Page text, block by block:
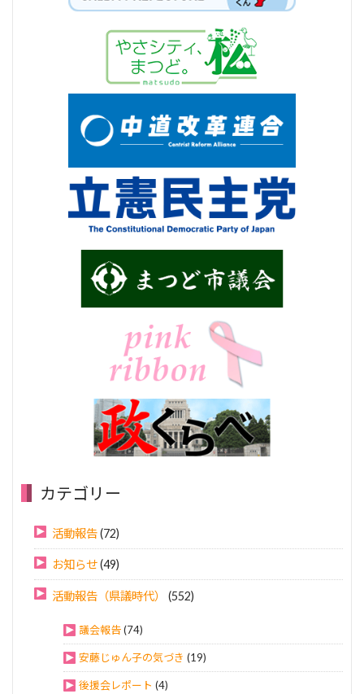
カテゴリー
活動報告(72)
お知らせ(49)
活動報告（県議時代） (552)
議会報告(74)
安藤じゅん子の気づき (19)
後援会レポート (4)